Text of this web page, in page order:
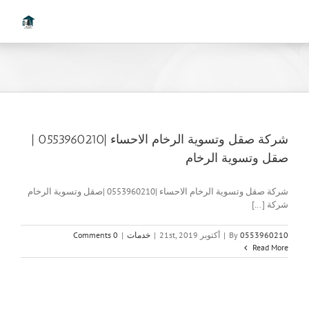
شركة صقل وتسوية الرخام الاحساء |0553960210 |
صقل وتسوية الرخام
شركة صقل وتسوية الرخام الاحساء |0553960210 |صقل وتسوية الرخام
شركة [...]
By 0553960210
| أكتوبر 21st, 2019 | خدمات |
0 Comments
Read More